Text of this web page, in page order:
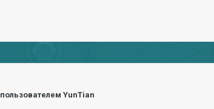
пользователем YunTian